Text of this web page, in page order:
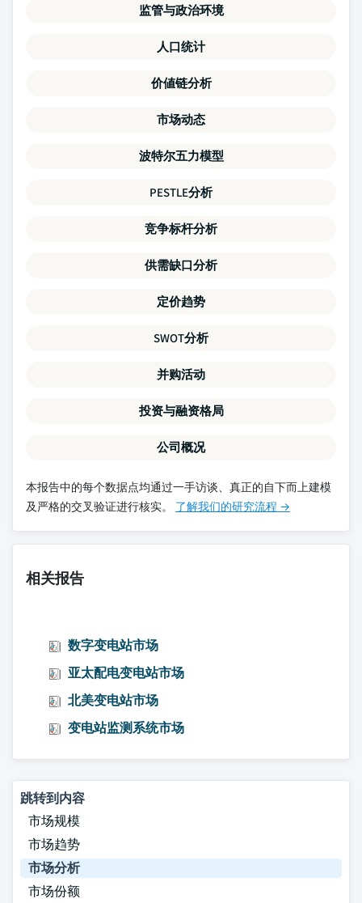
监管与政治环境
人口统计
价値链分析
市场动态
波特尔五力模型
PESTLE分析
竞争标杆分析
供需缺口分析
定价趋势
SWOT分析
并购活动
投资与融资格局
公司概况
本报告中的每个数据点均通过一手访谈、真正的自下而上建模
及严格的交叉验证进行核实。 了解我们的研究流程 →
相关报告
数字变电站市场
亚太配电变电站市场
北美变电站市场
变电站监测系统市场
跳转到内容
市场规模
市场趋势
市场分析
市场份额